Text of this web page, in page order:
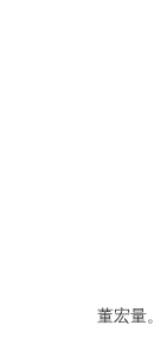
董宏量。